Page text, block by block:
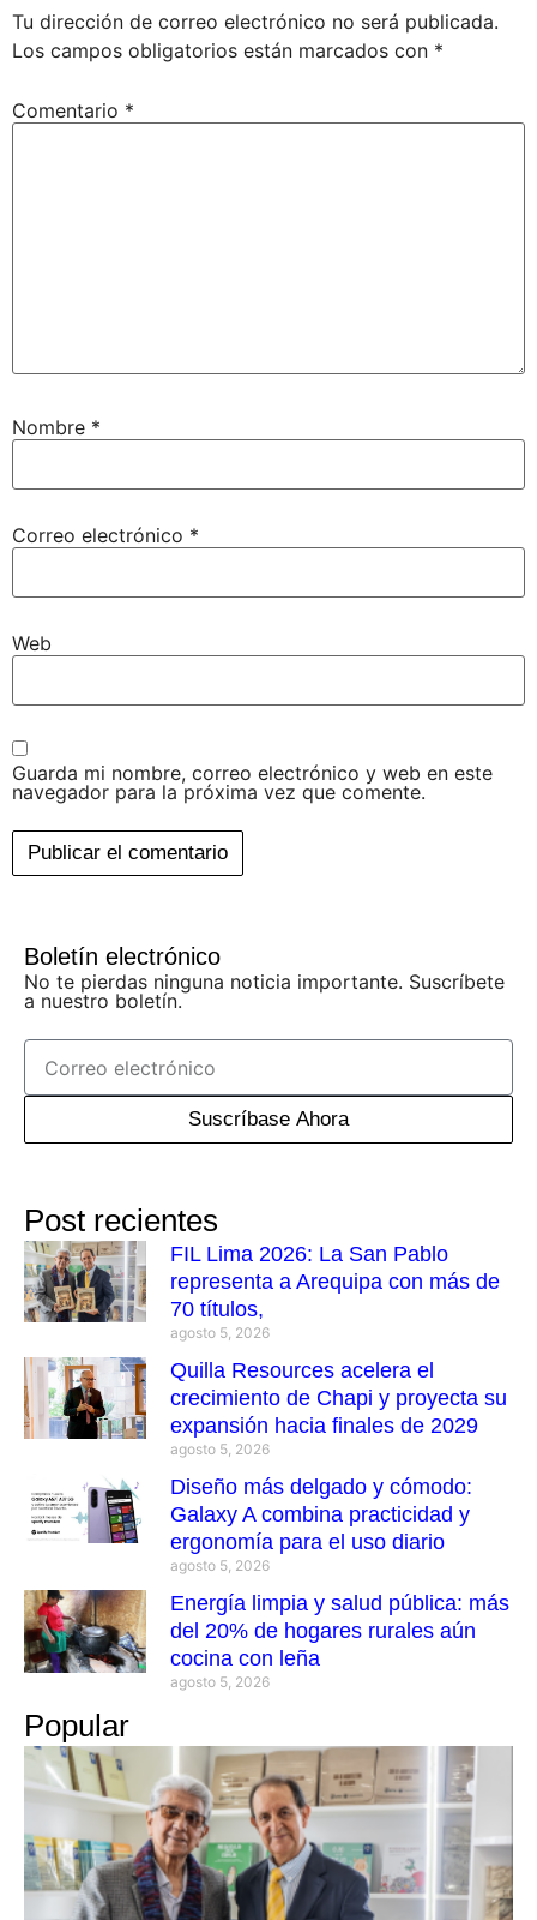
Tu dirección de correo electrónico no será publicada.
Los campos obligatorios están marcados con *
Comentario *
Nombre *
Correo electrónico *
Web
Guarda mi nombre, correo electrónico y web en este
navegador para la próxima vez que comente.
Boletín electrónico
No te pierdas ninguna noticia importante. Suscríbete
a nuestro boletín.
Suscríbase Ahora
Post recientes
FIL Lima 2026: La San Pablo
representa a Arequipa con más de
70 títulos,
agosto 5, 2026
Quilla Resources acelera el
crecimiento de Chapi y proyecta su
expansión hacia finales de 2029
agosto 5, 2026
Diseño más delgado y cómodo:
Galaxy A combina practicidad y
ergonomía para el uso diario
agosto 5, 2026
Energía limpia y salud pública: más
del 20% de hogares rurales aún
cocina con leña
agosto 5, 2026
Popular